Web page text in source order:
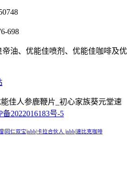
698
帝油、优能佳喷剂、优能佳咖啡及优
能佳人参鹿鞭片_初心家族葵元堂速
备2022016183号-5
同仁双宝 nbb 卡拉合伙人 nbb 速比克咖啡